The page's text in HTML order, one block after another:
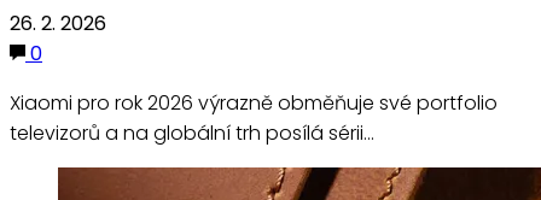
26. 2. 2026
0
Xiaomi pro rok 2026 výrazně obměňuje své portfolio
televizorů a na globální trh posílá sérii…